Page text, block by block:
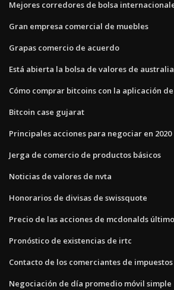
Mejores corredores de bolsa
Gran empresa comercial de muebles
Grapas comercio de acuerdo
Está abierta la bolsa de valores de australia
Cómo comprar bitcoins con la aplicación
Bitcoin case gujarat
Principales acciones para negociar en 2020
Jerga de comercio de productos básicos
Noticias de valores de nvta
Honorarios de divisas de swissquote
Precio de las acciones de mcdonalds
Pronóstico de existencias de irtc
Contacto de los comerciantes de impuestos
Negociación de día promedio móvil simple